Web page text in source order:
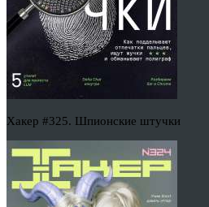
Хакер #325. Шпионские штучки